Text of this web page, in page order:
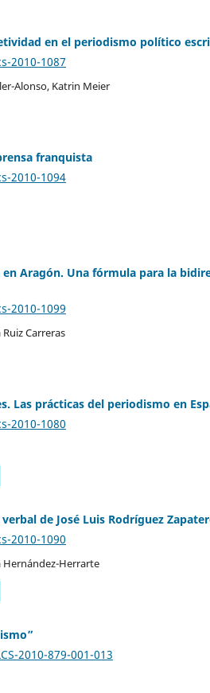
en el periodismo político
2010-1087
Alonso, Katrin Meier
franquista
2010-1094
Aragón. Una fórmula para la
2010-1099
Carreras
Las prácticas del periodismo en
2010-1080
de José Luis Rodríguez
2010-1090
Hernández-Herrarte
2010-879-001-013